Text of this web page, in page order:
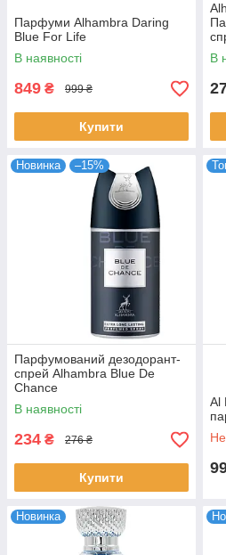
Парфуми Alhambra Daring
Blue For Life
В наявності
849 ₴ 999 ₴
Купити
В
Новинка –15%
Парфумований дезодорант-
спрей Alhambra Blue De
Chance
В наявності
234 ₴ 276 ₴
Купити
Al
Новинка